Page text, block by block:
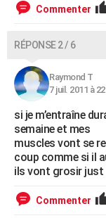
Commenter
RÉPONSE 2 / 6
Raymond T
7 juil. 2011 à
si je m’entraîne
semaine et mes
muscles vont se
coup comme si il
ils vont grosir just
Commenter